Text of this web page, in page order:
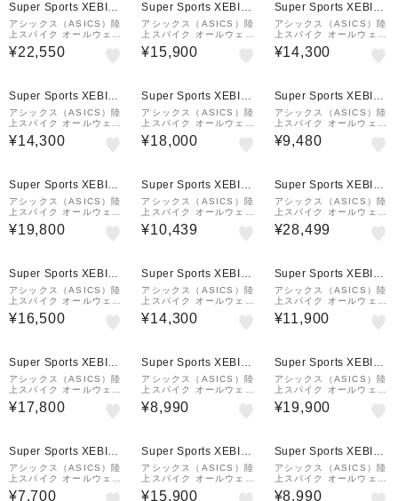
Super Sports XEBIO
&mall店
アシックス（ASICS）陸
上スパイク オールウェザ
ートラック専用 METAS
PEED LD LE 2 1093A
¥22,550
Super Sports XEBIO
&mall店
アシックス（ASICS）陸
上スパイク オールウェザ
ートラック専用 サイバー
ブレード 16 CYBERBL
¥15,900
Super Sports XEBIO
&mall店
アシックス（ASICS）陸
上スパイク オールウェザ
ー・土トラック兼用 HEA
TFLAT 12 1093A195.1
¥14,300
Super Sports XEBIO
&mall店
アシックス（ASICS）陸
上スパイク オールウェザ
ー・土トラック兼用 HEA
TSPRINT 13 1093A19
¥14,300
Super Sports XEBIO
&mall店
アシックス（ASICS）陸
上スパイク オールウェザ
ートラック専用 ガン ラ
ップ 3 1093A229.101
¥18,000
Super Sports XEBIO
&mall店
アシックス（ASICS）陸
上スパイク オールウェザ
ー・土トラック兼用 ヒー
トスプリント 13 HEATS
¥9,480
Super Sports XEBIO
&mall店
アシックス（ASICS）陸
上スパイク オールウェザ
ートラック専用 ハイジャ
ンププロ 3 HIGH JUMP
¥19,800
Super Sports XEBIO
&mall店
アシックス（ASICS）陸
上スパイク オールウェザ
ー・土トラック兼用 EFF
ORT 14 1093A264.00
¥10,439
Super Sports XEBIO
&mall店
アシックス（ASICS）陸
上スパイク オールウェザ
ートラック専用 ジェット
スプリント 3 JETSPRI
¥28,499
Super Sports XEBIO
&mall店
アシックス（ASICS）陸
上スパイク オールウェザ
ートラック専用 コスモレ
ーサー COSMORACER
¥16,500
Super Sports XEBIO
&mall店
アシックス（ASICS）陸
上スパイク オールウェザ
ー・土トラック兼用 HEA
TFLAT 12 1093A195.4
¥14,300
Super Sports XEBIO
&mall店
アシックス（ASICS）陸
上スパイク オールウェザ
ー・土トラック兼用 ヒー
トフラット 12 HEATFL
¥11,900
Super Sports XEBIO
&mall店
アシックス（ASICS）陸
上スパイク オールウェザ
ー・土トラック兼用 ヒー
トフライ 2 HEAT FLY 2
¥17,800
Super Sports XEBIO
&mall店
アシックス（ASICS）陸
上スパイク オールウェザ
ー・土トラック兼用 エフ
ォート13 EFFORT 13
¥8,990
Super Sports XEBIO
&mall店
アシックス（ASICS）陸
上スパイク オールウェザ
ートラック専用 ジェット
スプリント3 JETSPRIN
¥19,900
Super Sports XEBIO
&mall店
アシックス（ASICS）陸
上スパイク オールウェザ
ー・土トラック兼用 エフ
¥7,700
Super Sports XEBIO
&mall店
アシックス（ASICS）陸
上スパイク オールウェザ
ートラック専用 エスピー
¥15,900
Super Sports XEBIO
&mall店
アシックス（ASICS）陸
上スパイク オールウェザ
ー・土トラック兼用 エフ
¥8,990